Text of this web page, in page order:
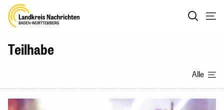
Teilhabe
Alle